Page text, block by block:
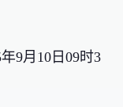
9月10日09时3